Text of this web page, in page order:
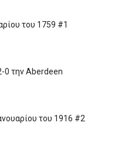
του 1759 #1
0 την Aberdeen
του 1916 #2